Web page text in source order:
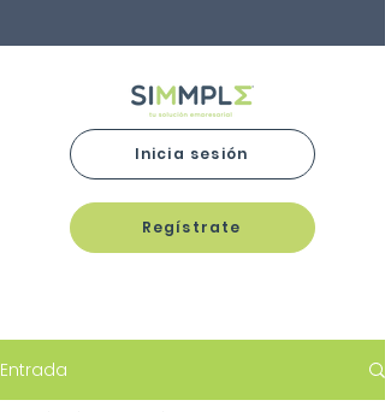
Inicia sesión
Regístrate
Entrada